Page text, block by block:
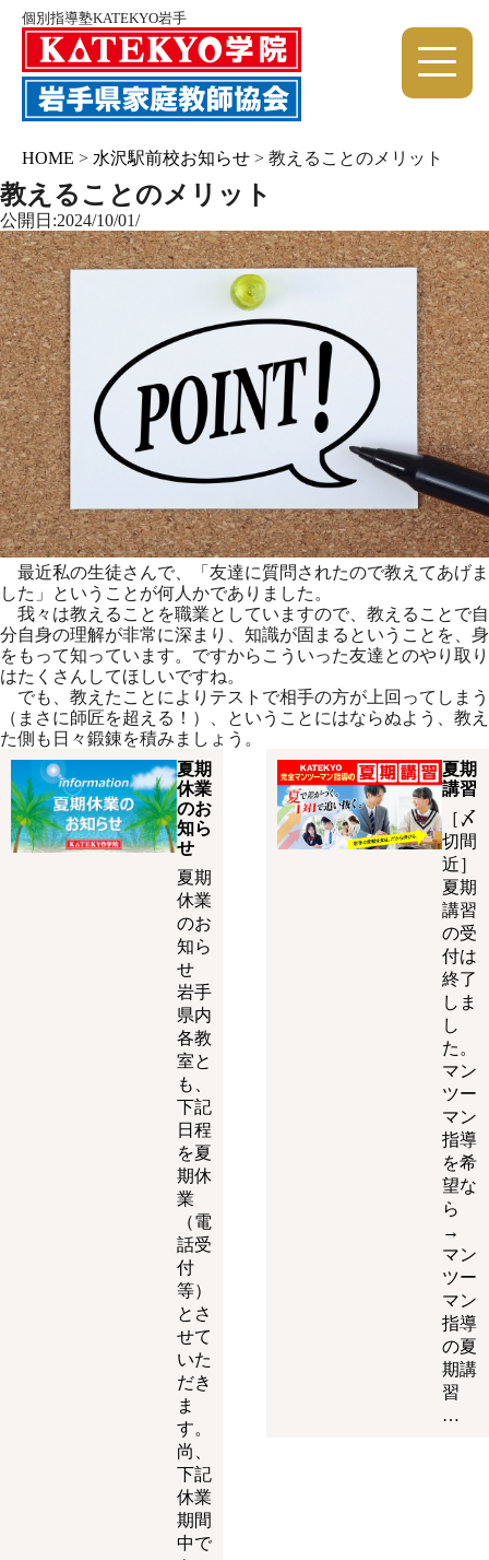
個別指導塾KATEKYO岩手
HOME > 水沢駅前校お知らせ > 教えることのメリット
教えることのメリット
公開日:2024/10/01/
最近私の生徒さんで、「友達に質問されたので教えてあげま
した」ということが何人かでありました。
我々は教えることを職業としていますので、教えることで自
分自身の理解が非常に深まり、知識が固まるということを、身
をもって知っています。ですからこういった友達とのやり取り
はたくさんしてほしいですね。
でも、教えたことによりテストで相手の方が上回ってしまう
（まさに師匠を超える！）、ということにはならぬよう、教え
た側も日々鍛錬を積みましょう。
夏期
休業
のお
知ら
せ
夏期
休業
のお
知ら
せ
岩手
県内
各教
室と
も、
下記
日程
を夏
期休
業
（電
話受
付
等）
とさ
せて
いた
だき
ま
す。
尚、
下記
休業
期間
中で
夏期
講習
［〆
切間
近］
夏期
講習
の受
付は
終了
しま
し
た。
マン
ツー
マン
指導
を希
望な
ら
→
マン
ツー
マン
指導
の夏
期講
習
…